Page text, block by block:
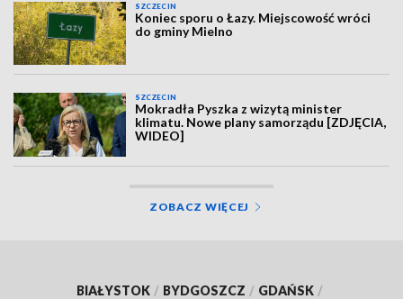
SZCZECIN
Koniec sporu o Łazy. Miejscowość wróci
do gminy Mielno
SZCZECIN
Mokradła Pyszka z wizytą minister
klimatu. Nowe plany samorządu [ZDJĘCIA,
WIDEO]
ZOBACZ WIĘCEJ
BIAŁYSTOK / BYDGOSZCZ / GDAŃSK /